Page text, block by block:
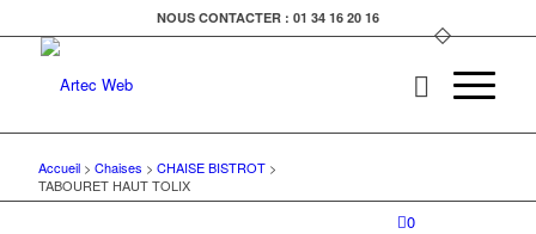
NOUS CONTACTER : 01 34 16 20 16
0
Accueil> Chaises > CHAISE BISTROT>
TABOURET HAUT TOLIX